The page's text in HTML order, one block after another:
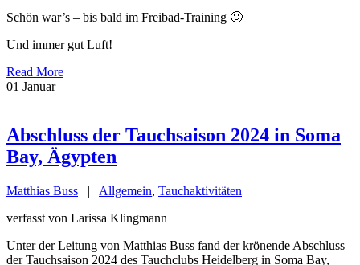
Schön war’s – bis bald im Freibad-Training 🙂
Und immer gut Luft!
Read More
01 Januar
Abschluss der Tauchsaison 2024 in Soma
Bay, Ägypten
Matthias Buss | Allgemein, Tauchaktivitäten
verfasst von Larissa Klingmann
Unter der Leitung von Matthias Buss fand der krönende Abschluss
der Tauchsaison 2024 des Tauchclubs Heidelberg in Soma Bay,